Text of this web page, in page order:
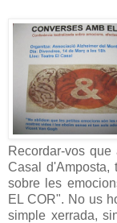
Recordar-vos
Casal d'Amposta,
sobre les
EL COR". No us
simple xerrada,